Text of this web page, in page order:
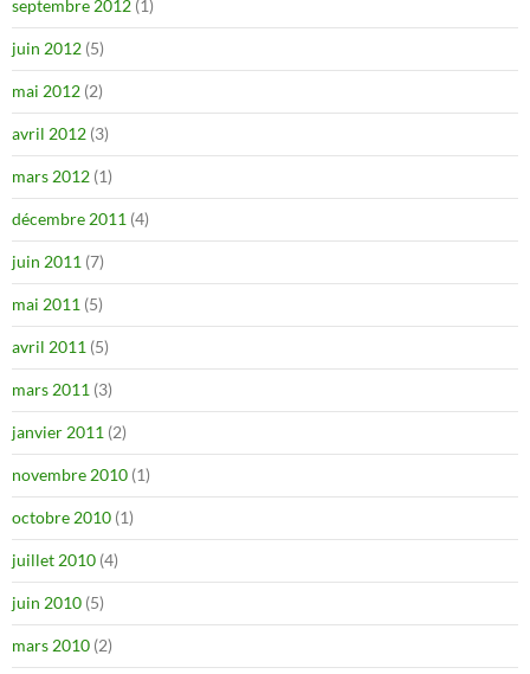
septembre 2012 (1)
juin 2012 (5)
mai 2012 (2)
avril 2012 (3)
mars 2012 (1)
décembre 2011 (4)
juin 2011 (7)
mai 2011 (5)
avril 2011 (5)
mars 2011 (3)
janvier 2011 (2)
novembre 2010 (1)
octobre 2010 (1)
juillet 2010 (4)
juin 2010 (5)
mars 2010 (2)